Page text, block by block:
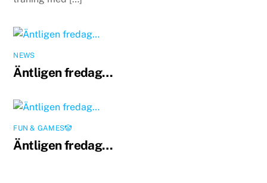
NEWS
Äntligen fredag…
FUN & GAMES🤡
Äntligen fredag…